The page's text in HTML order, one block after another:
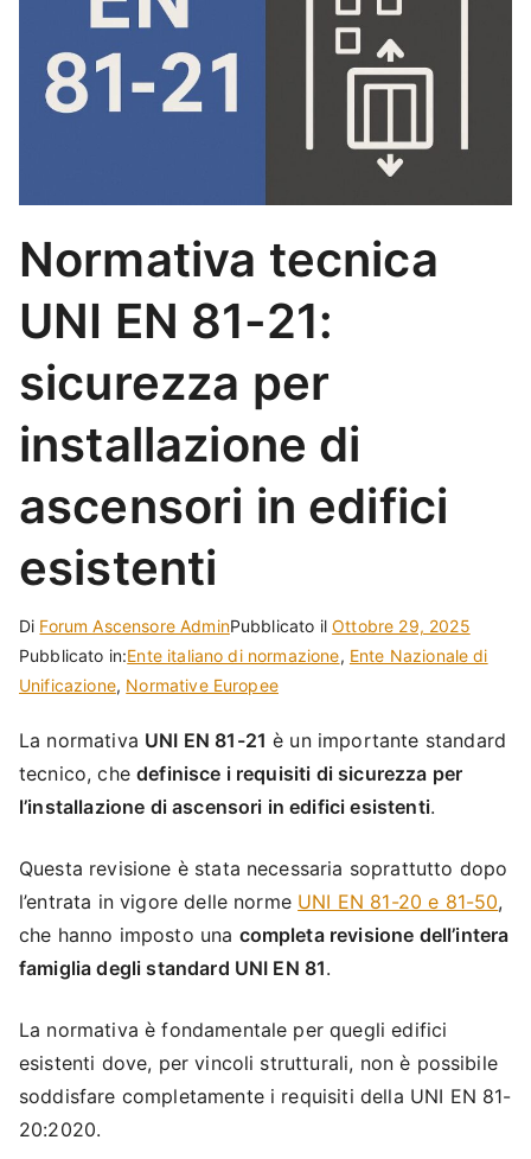
Normativa tecnica
UNI EN 81-21:
sicurezza per
installazione di
ascensori in edifici
esistenti
Di Forum Ascensore AdminPubblicato ilOttobre 29, 2025
Pubblicato in:Ente italiano di normazione, Ente Nazionale di
Unificazione, Normative Europee
La normativa UNI EN 81-21 è un importante standard
tecnico, chedefinisce i requisiti di sicurezza per
l’installazione di ascensori in edifici esistenti.
Questa revisione è stata necessaria soprattutto dopo
l’entrata in vigore delle norme UNI EN 81-20 e 81-50,
che hanno imposto una completa revisione dell’intera
famiglia degli standard UNI EN 81.
La normativa è fondamentale per quegli edifici
esistenti dove, per vincoli strutturali, non è possibile
soddisfare completamente i requisiti della UNI EN 81-
20:2020.